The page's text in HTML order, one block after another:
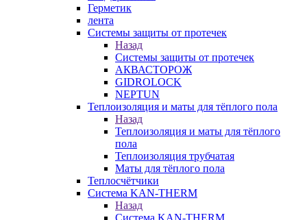
Герметик
лента
Системы защиты от протечек
Назад
Системы защиты от протечек
АКВАСТОРОЖ
GIDROLOCK
NEPTUN
Теплоизоляция и маты для тёплого пола
Назад
Теплоизоляция и маты для тёплого
пола
Теплоизоляция трубчатая
Маты для тёплого пола
Теплосчётчики
Система KAN-THERM
Назад
Система KAN-THERM